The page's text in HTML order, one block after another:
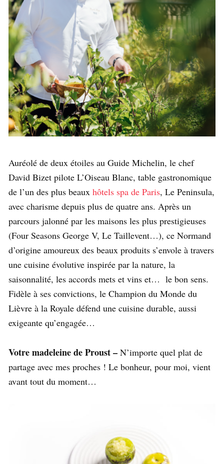
Auréolé de deux étoiles au Guide Michelin, le chef
David Bizet pilote L’Oiseau Blanc, table gastronomique
de l’un des plus beaux hôtels spa de Paris, Le Peninsula,
avec charisme depuis plus de quatre ans. Après un
parcours jalonné par les maisons les plus prestigieuses
(Four Seasons George V, Le Taillevent…), ce Normand
d’origine amoureux des beaux produits s’envole à travers
une cuisine évolutive inspirée par la nature, la
saisonnalité, les accords mets et vins et… le bon sens.
Fidèle à ses convictions, le Champion du Monde du
Lièvre à la Royale défend une cuisine durable, aussi
exigeante qu’engagée…
Votre madeleine de Proust – N’importe quel plat de
partage avec mes proches ! Le bonheur, pour moi, vient
avant tout du moment…